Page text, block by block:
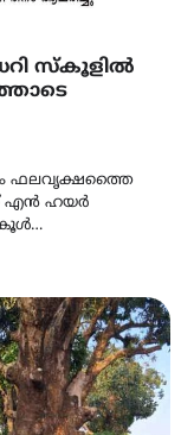
സ്കൂളിൽ
ഫലവൃക്ഷത്തൈ
എൻ ഹയർ